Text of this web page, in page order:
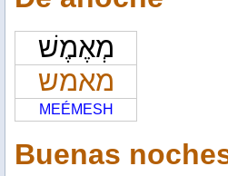
מְאֶמֶשׁ
מאמש
MEÉMESH
Buenas